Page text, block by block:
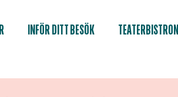
INFÖR DITT BESÖK TEATERBISTRON